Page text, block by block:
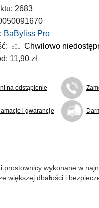
2683
BaByliss Pro
Chwilowo
11,90 zł
na odstąpienie
i gwarancje
prostownicy wykonane w
dbałości i